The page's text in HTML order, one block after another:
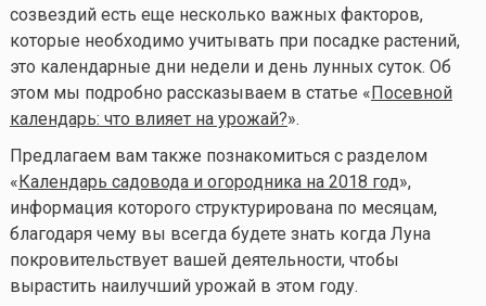
созвездий есть еще несколько важных факторов,
которые необходимо учитывать при посадке растений,
это календарные дни недели и день лунных суток. Об
этом мы подробно рассказываем в статье «Посевной
календарь: что влияет на урожай?».
Предлагаем вам также познакомиться с разделом
«Календарь садовода и огородника на 2018 год»,
информация которого структурирована по месяцам,
благодаря чему вы всегда будете знать когда Луна
покровительствует вашей деятельности, чтобы
вырастить наилучший урожай в этом году.